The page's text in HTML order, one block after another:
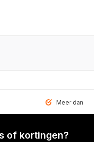
Meer dan 6459
of kortingen?